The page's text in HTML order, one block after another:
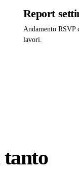
Report
Andamento
lavori.
tanto